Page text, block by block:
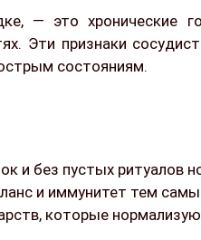
— это хронические
Эти признаки
состояниям.
и без пустых ритуалов
и иммунитет тем
которые